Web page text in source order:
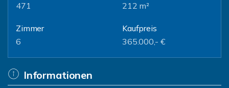
471
212 m²
Zimmer
6
Kaufpreis
365.000,- €
Informationen